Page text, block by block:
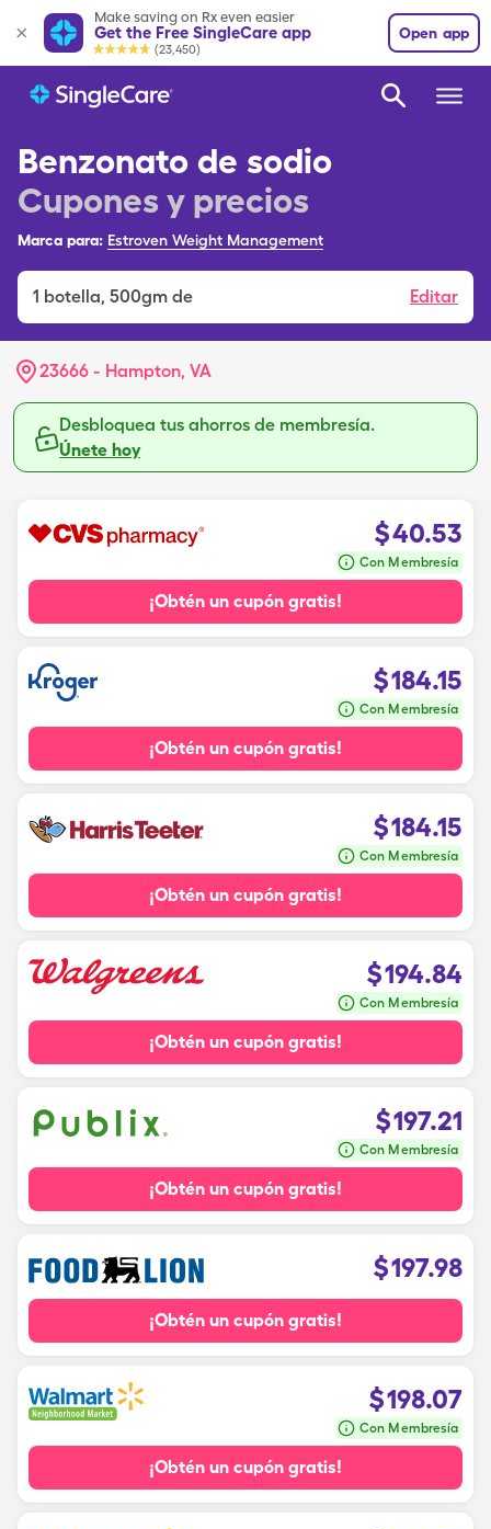
Make saving on Rx even easier
Get the Free SingleCare app
(23,450)
Open app
Benzonato de sodio
Cupones y precios
Marca para: Estroven Weight Management
1 botella, 500gm de Editar
23666 - Hampton, VA
Desbloquea tus ahorros de membresía.
Únete hoy
$40.53
Con Membresía
¡Obtén un cupón gratis!
$184.15
Con Membresía
¡Obtén un cupón gratis!
$184.15
Con Membresía
¡Obtén un cupón gratis!
$194.84
Con Membresía
¡Obtén un cupón gratis!
$197.21
Con Membresía
¡Obtén un cupón gratis!
$197.98
¡Obtén un cupón gratis!
$198.07
Con Membresía
¡Obtén un cupón gratis!